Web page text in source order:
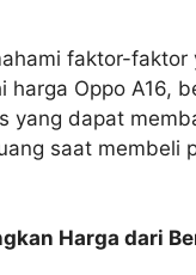
faktor-faktor
harga Oppo A16,
yang dapat
saat membeli
Harga dari